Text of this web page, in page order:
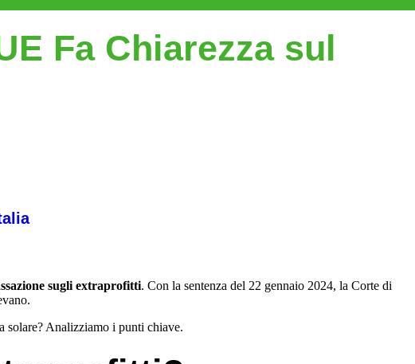
Fa Chiarezza sul
sugli extraprofitti. Con la sentenza del 22 gennaio 2024, la Corte di
solare? Analizziamo i punti chiave.